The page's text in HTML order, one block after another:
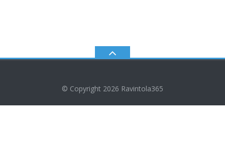
© Copyright 2026 Ravintola365